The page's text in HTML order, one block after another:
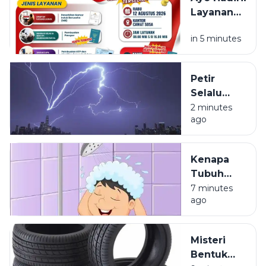
Layanan
Pajak Dan
Paspor
Warga
Sosa
Sekitar
in 5 minutes
Petir
Selalu
Terlihat
Lebih Dulu
daripada
2 minutes
ago
Kenapa
Tubuh
Terasa
Ringan
Setelah
7 minutes
ago
Misteri
Bentuk